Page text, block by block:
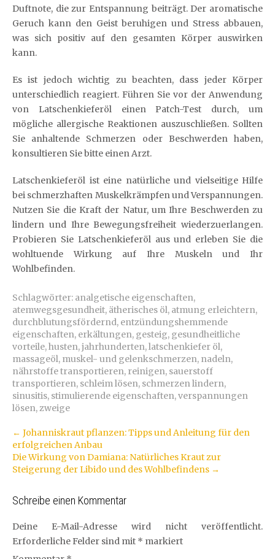
Duftnote, die zur Entspannung beiträgt. Der aromatische
Geruch kann den Geist beruhigen und Stress abbauen,
was sich positiv auf den gesamten Körper auswirken
kann.
Es ist jedoch wichtig zu beachten, dass jeder Körper
unterschiedlich reagiert. Führen Sie vor der Anwendung
von Latschenkieferöl einen Patch-Test durch, um
mögliche allergische Reaktionen auszuschließen. Sollten
Sie anhaltende Schmerzen oder Beschwerden haben,
konsultieren Sie bitte einen Arzt.
Latschenkieferöl ist eine natürliche und vielseitige Hilfe
bei schmerzhaften Muskelkrämpfen und Verspannungen.
Nutzen Sie die Kraft der Natur, um Ihre Beschwerden zu
lindern und Ihre Bewegungsfreiheit wiederzuerlangen.
Probieren Sie Latschenkieferöl aus und erleben Sie die
wohltuende Wirkung auf Ihre Muskeln und Ihr
Wohlbefinden.
Schlagwörter: analgetische eigenschaften,
atemwegsgesundheit, ätherisches öl, atmung erleichtern,
durchblutungsfördernd, entzündungshemmende
eigenschaften, erkältungen, gesteig, gesundheitliche
vorteile,husten,jahrhunderten,latschenkiefer öl,
massageöl, muskel- und gelenkschmerzen, nadeln,
nährstoffe transportieren, reinigen, sauerstoff
transportieren, schleim lösen, schmerzen lindern,
sinusitis, stimulierende eigenschaften,verspannungen
lösen,zweige
Artikel-
Navigation
← Johanniskraut pflanzen: Tipps und Anleitung für den
erfolgreichen Anbau
Die Wirkung von Damiana: Natürliches Kraut zur
Steigerung der Libido und des Wohlbefindens →
Schreibe einen Kommentar
Deine E-Mail-Adresse wird nicht veröffentlicht.
Erforderliche Felder sind mit * markiert